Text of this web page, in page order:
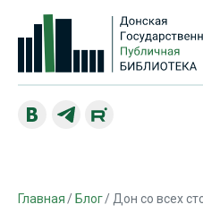
Главная Блог Дон со всех